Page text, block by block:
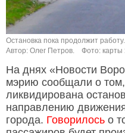
Остановка пока продолжит работу.
Автор: Олег Петров.
Фото: карты
На днях «Новости
мэрию сообщали о
ликвидирована
направлению
города. Говорилось о